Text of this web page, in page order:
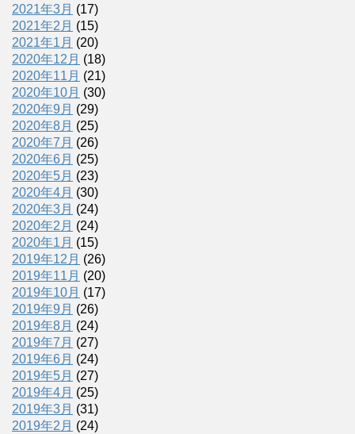
2021年3月 (17)
2021年2月 (15)
2021年1月 (20)
2020年12月 (18)
2020年11月 (21)
2020年10月 (30)
2020年9月 (29)
2020年8月 (25)
2020年7月 (26)
2020年6月 (25)
2020年5月 (23)
2020年4月 (30)
2020年3月 (24)
2020年2月 (24)
2020年1月 (15)
2019年12月 (26)
2019年11月 (20)
2019年10月 (17)
2019年9月 (26)
2019年8月 (24)
2019年7月 (27)
2019年6月 (24)
2019年5月 (27)
2019年4月 (25)
2019年3月 (31)
2019年2月 (24)